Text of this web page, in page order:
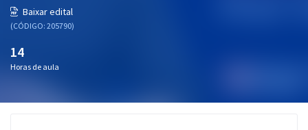
Atendimento
Baixar edital
(CÓDIGO: 205790)
14
Horas de aula